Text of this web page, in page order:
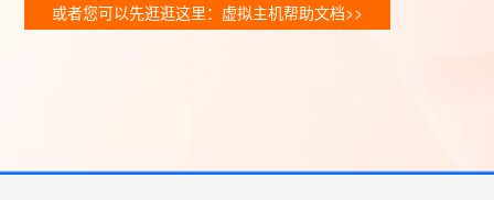
或者您可以先逛逛这里：虚拟主机帮助文档>>